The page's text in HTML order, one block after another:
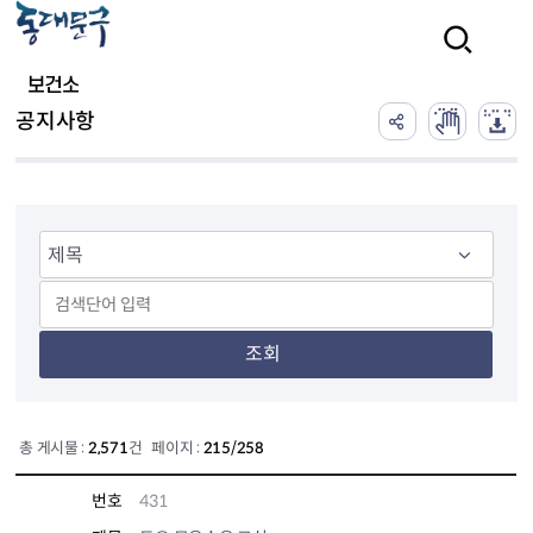
보건소
공지사항
조회
총 게시물 : 2,571건 페이지 : 215/258
번호
431